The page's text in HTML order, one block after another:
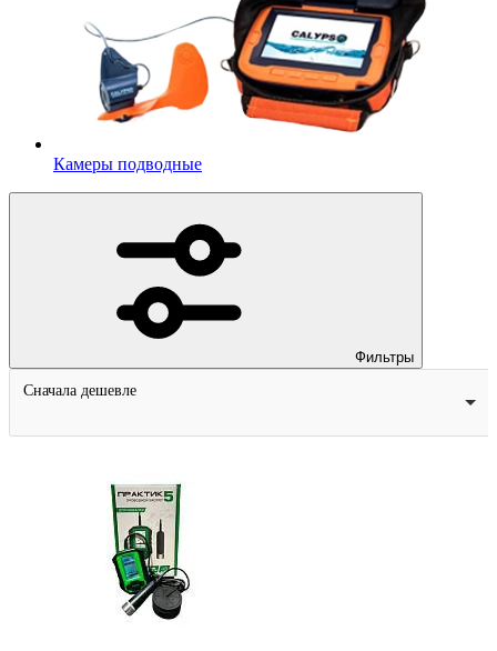
Камеры подводные
Фильтры
Сначала дешевле